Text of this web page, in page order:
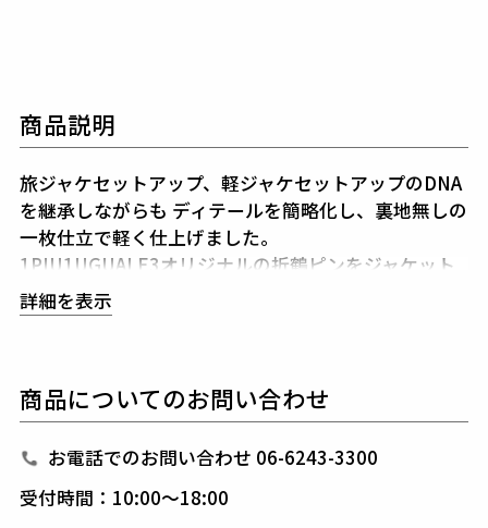
商品説明
旅ジャケセットアップ、軽ジャケセットアップのDNA
を継承しながらも ディテールを簡略化し、裏地無しの
一枚仕立で軽く仕上げました。
1PIU1UGUALE3オリジナルの折鶴ピンをジャケット
のラペルに付属しています。
共生地で作られた専用ポーチを付属することで
素材
表地 : ポリエステル85% ポリウレタン15%
別布 : キュプラ100%
詳細を表示
商品についてのお問い合わせ
お電話でのお問い合わせ 06-6243-3300
受付時間：10:00～18:00